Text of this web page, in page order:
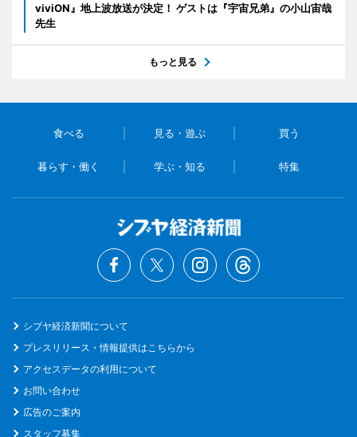
viviON』地上波放送が決定！ ゲストは『宇宙兄弟』の小山宙哉
先生
もっと見る
食べる 見る・遊ぶ 買う
暮らす・働く 学ぶ・知る 特集
シブヤ経済新聞について
プレスリリース・情報提供はこちらから
アクセスデータの利用について
お問い合わせ
広告のご案内
スタッフ募集